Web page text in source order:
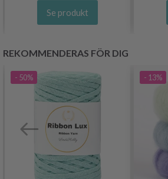
Se produkt
REKOMMENDERAS FÖR DIG
- 50% - 13%